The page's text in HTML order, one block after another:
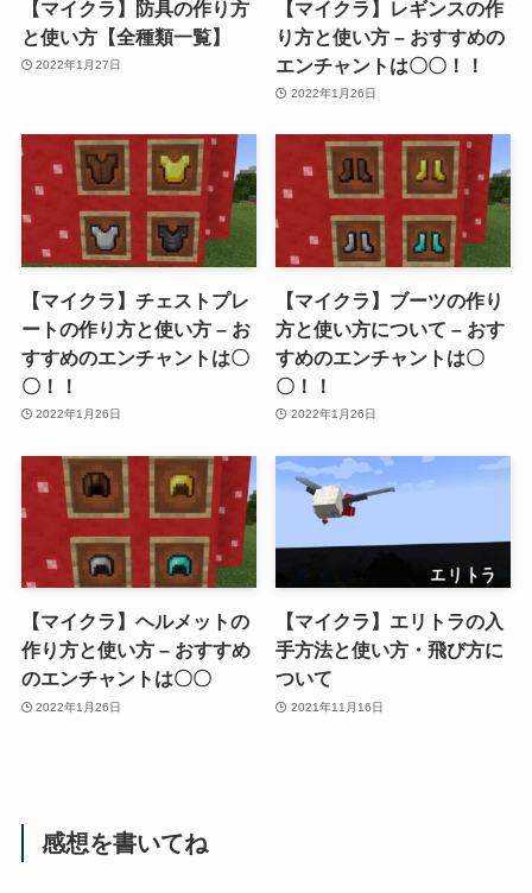
【マイクラ】防具の作り方
と使い方【全種類一覧】
2022年1月27日
【マイクラ】レギンスの作
り方と使い方 – おすすめの
エンチャントは〇〇！！
2022年1月26日
【マイクラ】チェストプレ
ートの作り方と使い方 – お
すすめのエンチャントは〇
〇！！
2022年1月26日
【マイクラ】ブーツの作り
方と使い方について – おす
すめのエンチャントは〇
〇！！
2022年1月26日
【マイクラ】ヘルメットの
作り方と使い方 – おすすめ
のエンチャントは〇〇
2022年1月26日
【マイクラ】エリトラの入
手方法と使い方・飛び方に
ついて
2021年11月16日
感想を書いてね